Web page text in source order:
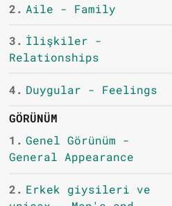
2. Aile - Family
3. İlişkiler -
Relationships
4. Duygular - Feelings
GÖRÜNÜM
1. Genel Görünüm -
General Appearance
2. Erkek giysileri ve